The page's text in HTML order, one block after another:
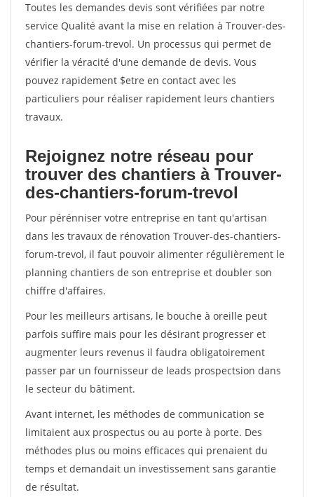
Toutes les demandes devis sont vérifiées par notre
service Qualité avant la mise en relation à Trouver-des-
chantiers-forum-trevol. Un processus qui permet de
vérifier la véracité d'une demande de devis. Vous
pouvez rapidement $etre en contact avec les
particuliers pour réaliser rapidement leurs chantiers
travaux.
Rejoignez notre réseau pour
trouver des chantiers à Trouver-
des-chantiers-forum-trevol
Pour pérénniser votre entreprise en tant qu'artisan
dans les travaux de rénovation Trouver-des-chantiers-
forum-trevol, il faut pouvoir alimenter régulièrement le
planning chantiers de son entreprise et doubler son
chiffre d'affaires.
Pour les meilleurs artisans, le bouche à oreille peut
parfois suffire mais pour les désirant progresser et
augmenter leurs revenus il faudra obligatoirement
passer par un fournisseur de leads prospectsion dans
le secteur du bâtiment.
Avant internet, les méthodes de communication se
limitaient aux prospectus ou au porte à porte. Des
méthodes plus ou moins efficaces qui prenaient du
temps et demandait un investissement sans garantie
de résultat.